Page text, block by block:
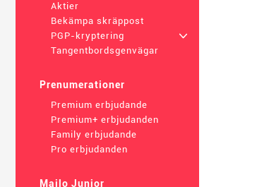
Aktier
Bekämpa skräppost
PGP-kryptering
+
Tangentbordsgenvägar
Prenumerationer
Premium erbjudande
Premium+ erbjudanden
Family erbjudande
Pro erbjudanden
Mailo Junior